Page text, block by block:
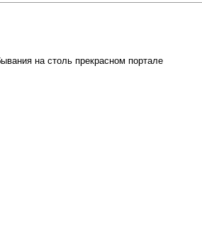
на столь прекрасном портале